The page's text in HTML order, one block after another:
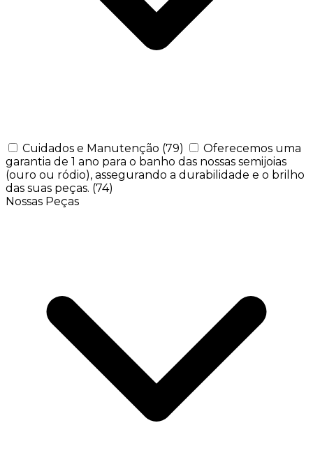
Cuidados e Manutenção (79)
Oferecemos uma
garantia de 1 ano para o banho das nossas semijoias
(ouro ou ródio), assegurando a durabilidade e o brilho
das suas peças. (74)
Nossas Peças